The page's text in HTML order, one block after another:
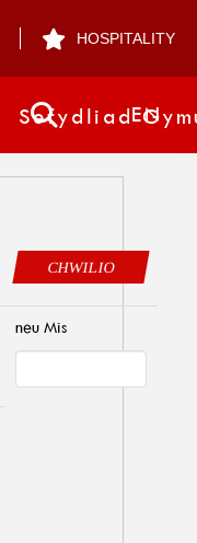
HOSPITALITY
SefydliadEN
CHWILIO
neu Mis